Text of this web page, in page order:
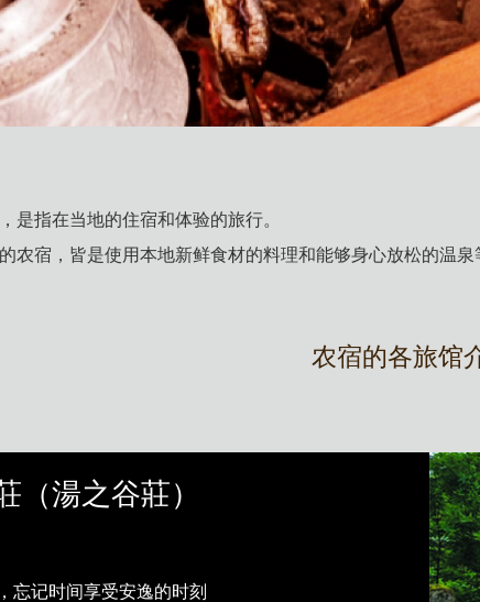
是指在当地的住宿和体验的旅行。
农宿，皆是使用本地新鲜食材的料理和能够身心放松的温
农宿的各旅馆
（湯之谷莊）
忘记时间享受安逸的时刻